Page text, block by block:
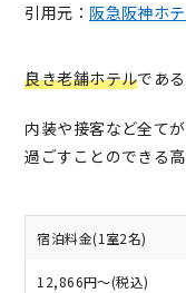
引用元： 阪急阪神ホ
良き老舗ホテルであ
内装や接客など全て
過ごすことのできる高
宿泊料金(1室2名)
12,866円～(税込)